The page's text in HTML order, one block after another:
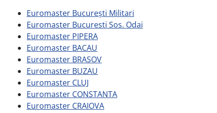
Euromaster București Militari
Euromaster Bucuresti Sos. Odai
Euromaster PIPERA
Euromaster BACAU
Euromaster BRASOV
Euromaster BUZAU
Euromaster CLUJ
Euromaster CONSTANTA
Euromaster CRAIOVA